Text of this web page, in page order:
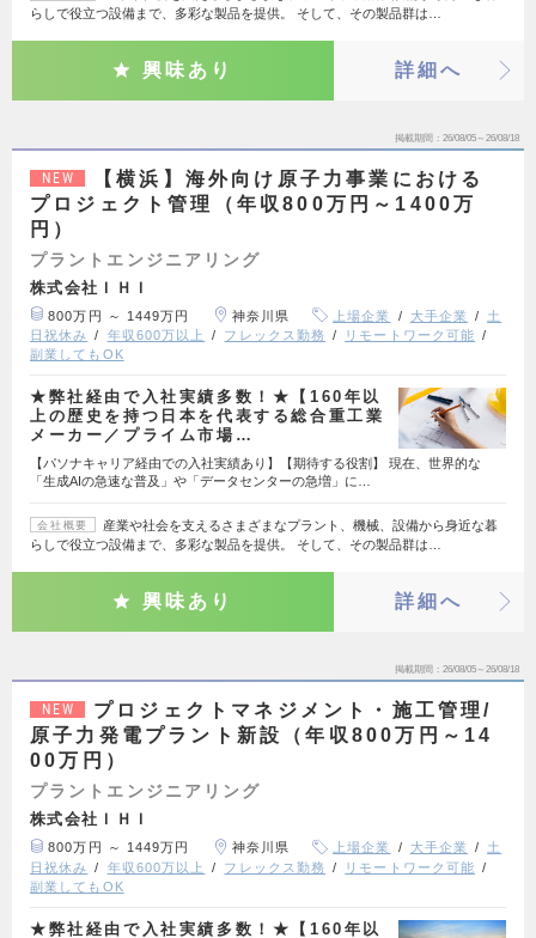
らしで役立つ設備まで、多彩な製品を提供。 そして、その製品群は…
興味あり 詳細へ
掲載期間 26/08/05～26/08/18
NEW
【横浜】海外向け原子力事業における
プロジェクト管理（年収800万円～1400万
円）
プラントエンジニアリング
株式会社ＩＨＩ
800万円 ～ 1449万円 神奈川県 上場企業 大手企業
土
日祝休み
年収600万以上 フレックス勤務
リモートワーク可能
副業してもOK
★弊社経由で入社実績多数！★【160年以
上の歴史を持つ日本を代表する総合重工業
メーカー／プライム市場…
【パソナキャリア経由での入社実績あり】【期待する役割】 現在、世界的な
「生成AIの急速な普及」や「データセンターの急増」に…
会社概要
産業や社会を支えるさまざまなプラント、機械、設備から身近な暮
らしで役立つ設備まで、多彩な製品を提供。 そして、その製品群は…
興味あり 詳細へ
掲載期間 26/08/05～26/08/18
NEW
プロジェクトマネジメント・施工管理/
原子力発電プラント新設（年収800万円～14
00万円）
プラントエンジニアリング
株式会社ＩＨＩ
800万円 ～ 1449万円 神奈川県 上場企業 大手企業
土
日祝休み
年収600万以上 フレックス勤務
リモートワーク可能
副業してもOK
★弊社経由で入社実績多数！★【160年以